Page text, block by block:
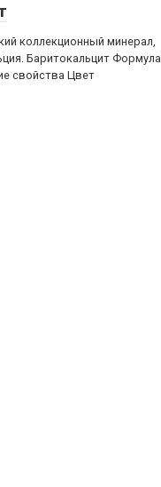
коллекционный минерал,
Баритокальцит Формула
свойства Цвет